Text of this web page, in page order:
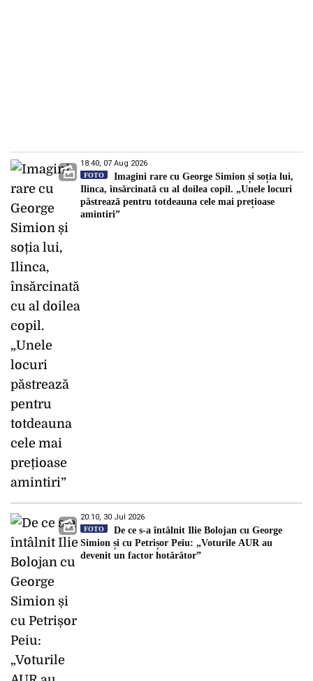
18:40, 07 Aug 2026
FOTO
Imagini rare cu George Simion și soția lui,
Ilinca, însărcinată cu al doilea copil. „Unele locuri
păstrează pentru totdeauna cele mai prețioase
amintiri”
20:10, 30 Jul 2026
FOTO
De ce s-a întâlnit Ilie Bolojan cu George
Simion și cu Petrișor Peiu: „Voturile AUR au
devenit un factor hotărâtor”